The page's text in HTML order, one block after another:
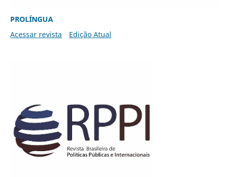
PROLÍNGUA
Acessar revista
Edição Atual